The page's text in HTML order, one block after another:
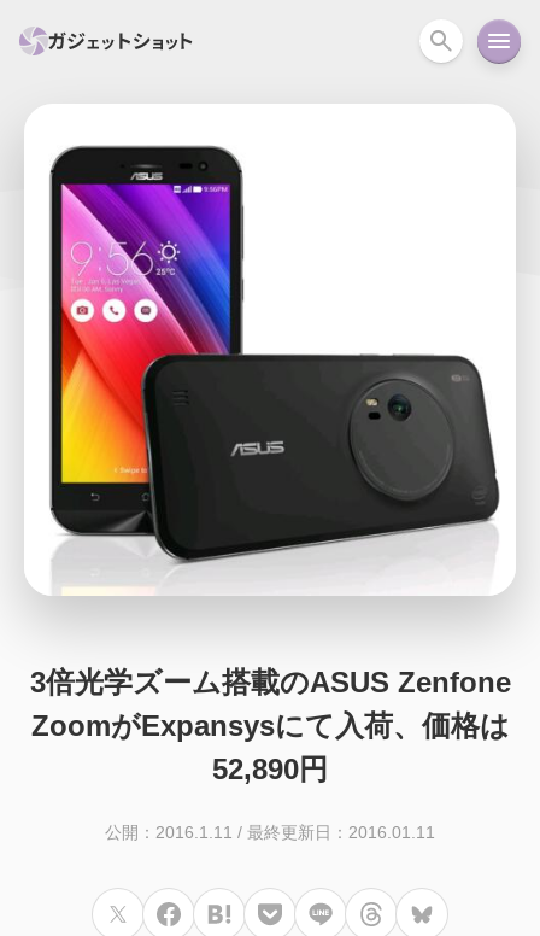
すべて スマホ
セール情報 スマートホーム
回線 iPhone iPad
ガイド ニュース オーディオ 周辺機器
3倍光学ズーム搭載のASUS Zenfone
ZoomがExpansysにて入荷、価格は
52,890円
公開：2016.1.11 / 最終更新日：2016.01.11